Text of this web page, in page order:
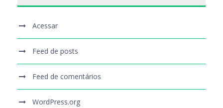
Acessar
Feed de posts
Feed de comentários
WordPress.org